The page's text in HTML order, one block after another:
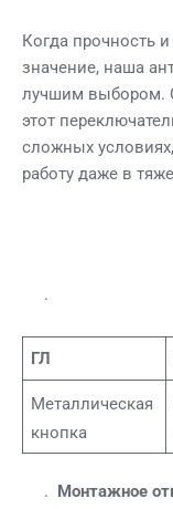
Когда прочность
значение, наша
лучшим выбором.
этот
сложных
работу даже в
.
ГЛ
Металлическая
кнопка
. Монтажное